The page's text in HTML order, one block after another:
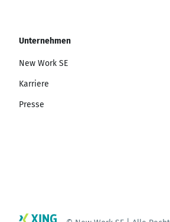
Unternehmen
New Work SE
Karriere
Presse